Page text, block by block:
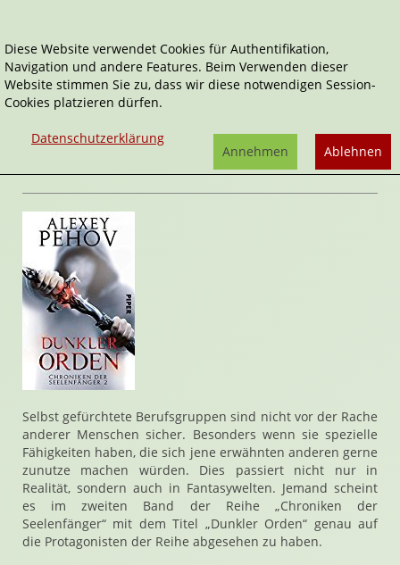
Home Belletristik Dunkler Orden
Die Chroniken der Seelenfänger
Dunkler Orden
Selbst gefürchtete Berufsgruppen sind nicht vor der Rache
anderer Menschen sicher. Besonders wenn sie spezielle
Fähigkeiten haben, die sich jene erwähnten anderen gerne
zunutze machen würden. Dies passiert nicht nur in
Realität, sondern auch in Fantasywelten. Jemand scheint
es im zweiten Band der Reihe „Chroniken der
Seelenfänger“ mit dem Titel „Dunkler Orden“ genau auf
die Protagonisten der Reihe abgesehen zu haben.
Diese Website verwendet Cookies für Authentifikation,
Navigation und andere Features. Beim Verwenden dieser
Website stimmen Sie zu, dass wir diese notwendigen Session-
Cookies platzieren dürfen.
Datenschutzerklärung
Ablehnen
Annehmen